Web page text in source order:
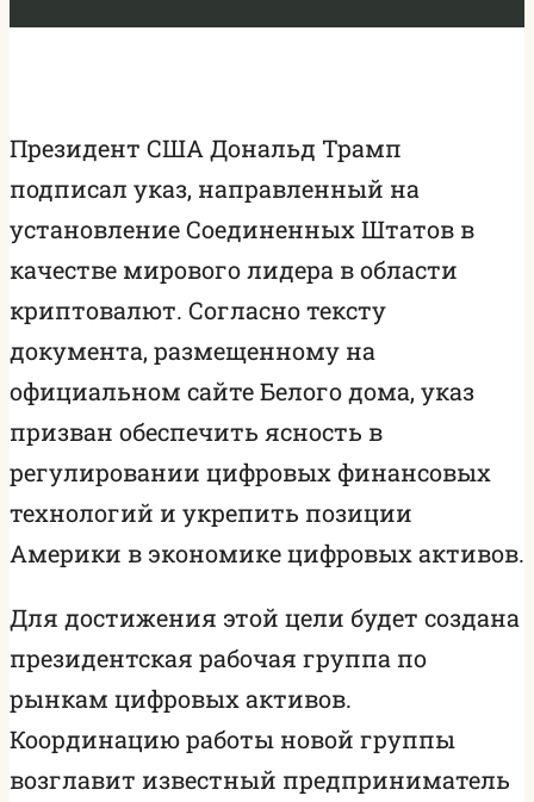
Президент США Дональд Трамп
подписал указ, направленный на
установление Соединенных Штатов в
качестве мирового лидера в области
криптовалют. Согласно тексту
документа, размещенному на
официальном сайте Белого дома, указ
призван обеспечить ясность в
регулировании цифровых финансовых
технологий и укрепить позиции
Америки в экономике цифровых активов.
Для достижения этой цели будет создана
президентская рабочая группа по
рынкам цифровых активов.
Координацию работы новой группы
возглавит известный предприниматель